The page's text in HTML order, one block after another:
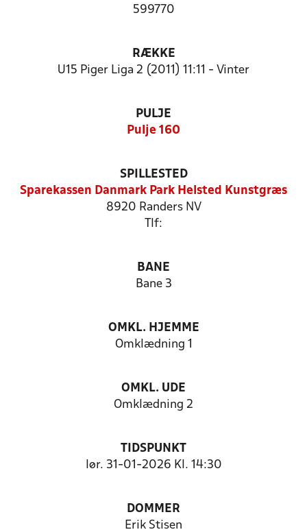
599770
RÆKKE
U15 Piger Liga 2 (2011) 11:11 - Vinter
PULJE
Pulje 160
SPILLESTED
Sparekassen Danmark Park Helsted Kunstgræs
8920 Randers NV
Tlf:
BANE
Bane 3
OMKL. HJEMME
Omklædning 1
OMKL. UDE
Omklædning 2
TIDSPUNKT
lør. 31-01-2026 Kl. 14:30
DOMMER
Erik Stisen